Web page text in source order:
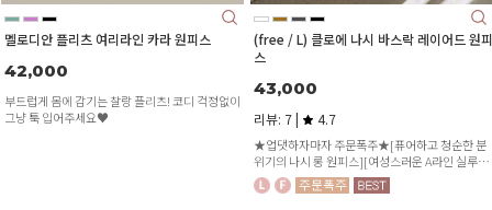
멜로디안 플리츠 여리라인 카라 원피스
42,000
부드럽게 몸에 감기는 찰랑 플리츠! 코디 걱정없이
그냥 툭 입어주세요♥
(free / L) 클로에 나시 바스락 레이어드 원피
스
43,000
리뷰: 7 | 4.7
★업댓하자마자 주문폭주★[퓨어하고 청순한 분
위기의 나시 롱 원피스][여성스러운 A라인 실루엣]
[상의 쫀쫀한 스판끼로 슬림하고 편안한 착용감]